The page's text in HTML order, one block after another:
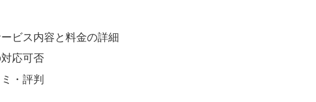
ビス内容と料金の詳細
応可否
・評判